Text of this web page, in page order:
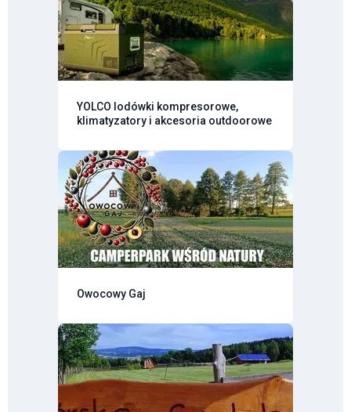
YOLCO lodówki kompresorowe,
klimatyzatory i akcesoria outdoorowe
Owocowy Gaj